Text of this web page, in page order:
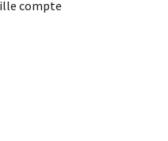
compte